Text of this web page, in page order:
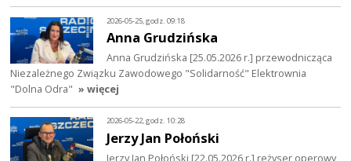
2026-05-25, godz. 09:18
Anna Grudzińska
Anna Grudzińska [25.05.2026 r.] przewodnicząca
Niezależnego Związku Zawodowego "Solidarność" Elektrownia
"Dolna Odra" » więcej
2026-05-22, godz. 10:28
Jerzy Jan Połoński
Jerzy Jan Połoński [22.05.2026 r.] reżyser operowy